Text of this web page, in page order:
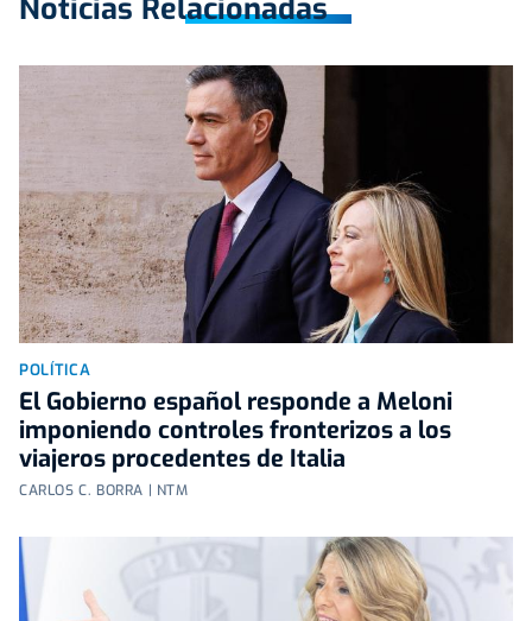
Noticias Relacionadas
POLÍTICA
El Gobierno español responde a Meloni
imponiendo controles fronterizos a los
viajeros procedentes de Italia
CARLOS C. BORRA | NTM